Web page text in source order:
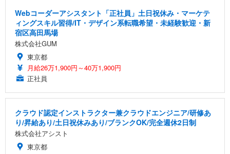
Webコーダーアシスタント「正社員」土日祝休み・マーケテ
ィングスキル習得/IT・デザイン系転職希望・未経験歓迎・新
宿区高田馬場
株式会社GUM
東京都
月給26万1,900円～40万1,900円
正社員
クラウド認定インストラクター兼クラウドエンジニア/研修あ
り/昇給あり/土日祝休みあり/ブランクOK/完全週休2日制
株式会社アシスト
東京都